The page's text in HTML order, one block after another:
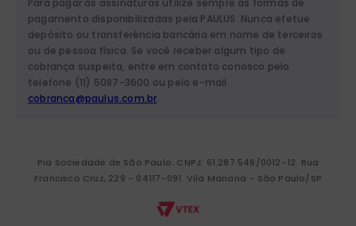
Para pagar as assinaturas utilize sempre as formas de
pagamento disponibilizadas pela PAULUS. Nunca efetue
depósito ou transferência bancária em nome de terceiros
ou de pessoa física. Se você receber algum tipo de
cobrança suspeita, entre em contato conosco pelo
telefone (11) 5087-3600 ou pelo e-mail
cobranca@paulus.com.br.
Pia Sociedade de São Paulo. CNPJ: 61.287.546/0012-12. Rua
Francisco Cruz, 229 - 04117-091. Vila Mariana - São Paulo/SP